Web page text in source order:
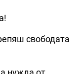
свободата